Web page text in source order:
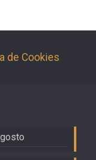
de Cookies